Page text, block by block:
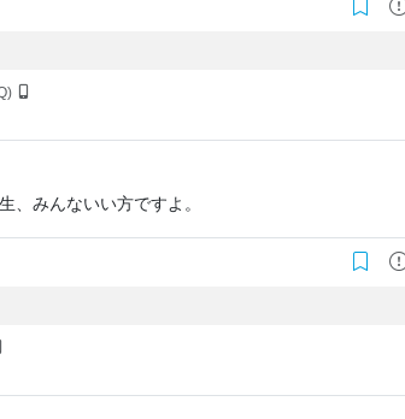
、みんないい方ですよ。